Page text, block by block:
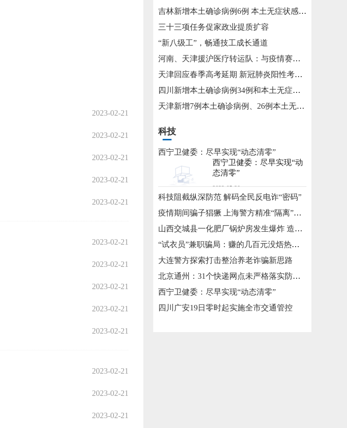
2023-02-21
2023-02-21
2023-02-21
2023-02-21
2023-02-21
2023-02-21
2023-02-21
2023-02-21
2023-02-21
2023-02-21
2023-02-21
2023-02-21
2023-02-21
吉林新增本土确诊病例6例 本土无症状感染者15例
三十三项任务促家政业提质扩容
“新八级工”，畅通技工成长通道
河南、天津援沪医疗转运队：与疫情赛跑 为生命护航
天津回应春季高考延期 新冠肺炎阳性考生将在医院考试
四川新增本土确诊病例34例和本土无症状感染者115例
天津新增7例本土确诊病例、26例本土无症状感染者
科技
西宁卫健委：尽早实现“动态清零”
西宁卫健委：尽早实现“动
态清零”
2022-05-20
科技阻截纵深防范 解码全民反电诈“密码”
疫情期间骗子猖獗 上海警方精准“隔离”涉疫类诈骗
山西交城县一化肥厂锅炉房发生爆炸 造成3死2伤
“试衣员”兼职骗局：赚的几百元没焐热就被骗走几万元
大连警方探索打击整治养老诈骗新思路
北京通州：31个快递网点未严格落实防疫措施被责令整改
西宁卫健委：尽早实现“动态清零”
四川广安19日零时起实施全市交通管控